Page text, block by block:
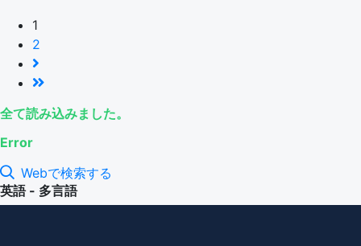
1
2
全て読み込みました。
Error
Webで検索する
英語 - 多言語